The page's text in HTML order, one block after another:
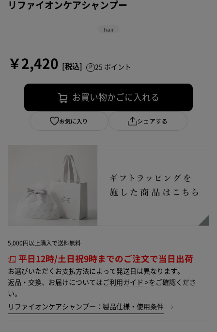
リファイオンケアシャンプー
hair
￥2,420 25 ポイント
お買い物かごに入れる
お気に入り シェアする
5,000円以上購入で送料無料
平日12時/土日祝9時までのご注文で当日出荷
お選びいただくお支払方法によって発送日は異なります。
返品・交換、お届けについては ご利用ガイド >をご確認くださ
い。
リファイオンケアシャンプー：製品仕様・使用条件